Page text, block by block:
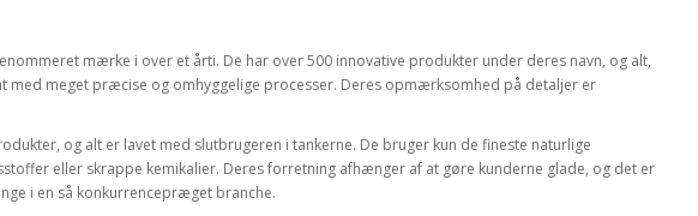
mærke i over et årti. De har over 500 innovative produkter under deres navn, og alt,
med meget præcise og omhyggelige processer. Deres opmærksomhed på detaljer er
og alt er lavet med slutbrugeren i tankerne. De bruger kun de fineste naturlige
eller skrappe kemikalier. Deres forretning afhænger af at gøre kunderne glade, og det er
i en så konkurrencepræget branche.